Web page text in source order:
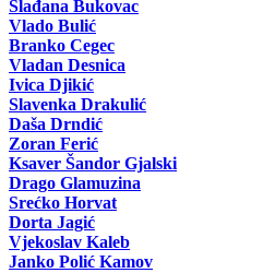
Slađana Bukovac
Vlado Bulić
Branko Cegec
Vladan Desnica
Ivica Djikić
Slavenka Drakulić
Daša Drndić
Zoran Ferić
Ksaver Šandor Gjalski
Drago Glamuzina
Srećko Horvat
Dorta Jagić
Vjekoslav Kaleb
Janko Polić Kamov